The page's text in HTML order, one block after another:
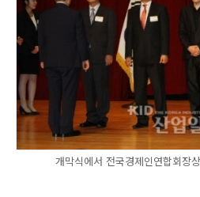
개막식에서 전국경제인연합회장